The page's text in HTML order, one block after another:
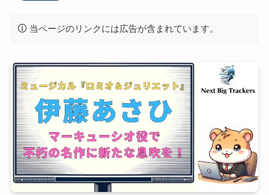
当ページのリンクには広告が含まれています。